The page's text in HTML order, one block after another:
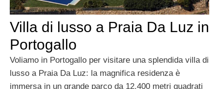
Villa di lusso a Praia Da Luz in
Portogallo
Voliamo in Portogallo per visitare una splendida villa di
lusso a Praia Da Luz: la magnifica residenza è
immersa in un grande parco da 12.400 metri quadrati